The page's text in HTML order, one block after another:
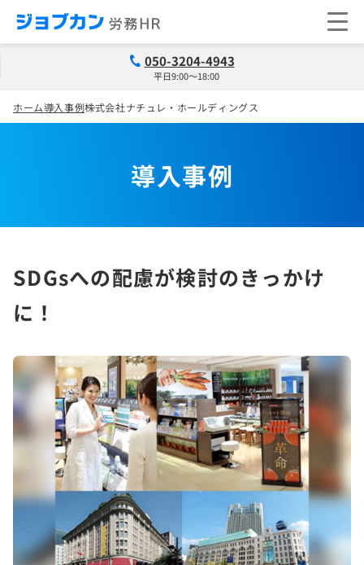
050-3204-4943
平日9:00～18:00
ホーム導入事例株式会社ナチュレ・ホールディングス
導入事例
SDGsへの配慮が検討のきっかけ
に！